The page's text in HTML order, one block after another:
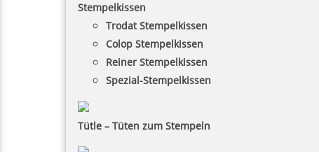
Stempelkissen
Trodat Stempelkissen
Colop Stempelkissen
Reiner Stempelkissen
Spezial-Stempelkissen
Tütle – Tüten zum Stempeln